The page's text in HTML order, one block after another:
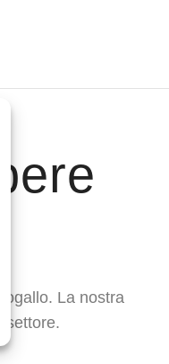
La nostra
settore.